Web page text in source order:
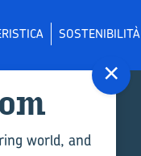
SOSTENIBILITÀ
×
world, and